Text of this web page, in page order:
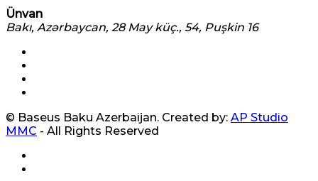
Ünvan
Bakı, Azərbaycan, 28 May küç., 54, Puşkin 16
© Baseus Baku Azerbaijan. Created by: AP Studio
MMC - All Rights Reserved